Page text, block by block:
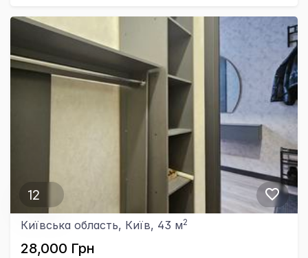
12
Київська область, Київ, 43 м2
28,000 Грн